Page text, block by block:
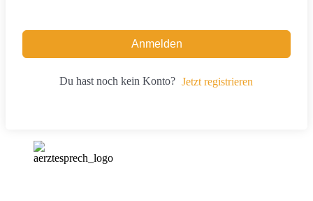
Anmelden
Du hast noch kein Konto? Jetzt registrieren